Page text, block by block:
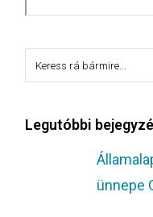
Legutóbbi
ünnepe